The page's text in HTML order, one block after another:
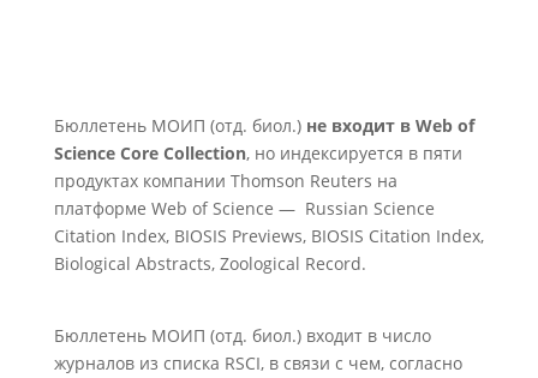
Бюллетень МОИП (отд. биол.) не входит в Web of
Science Core Collection, но индексируется в пяти
продуктах компании Thomson Reuters на
платформе Web of Science — Russian Science
Citation Index, BIOSIS Previews, BIOSIS Citation Index,
Biological Abstracts, Zoological Record.
Бюллетень МОИП (отд. биол.) входит в число
журналов из списка RSCI, в связи с чем, согласно